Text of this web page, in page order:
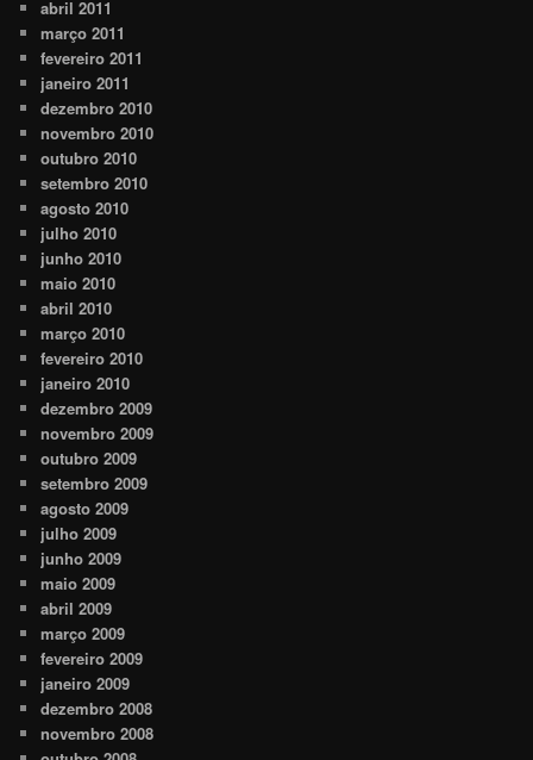
abril 2011
março 2011
fevereiro 2011
janeiro 2011
dezembro 2010
novembro 2010
outubro 2010
setembro 2010
agosto 2010
julho 2010
junho 2010
maio 2010
abril 2010
março 2010
fevereiro 2010
janeiro 2010
dezembro 2009
novembro 2009
outubro 2009
setembro 2009
agosto 2009
julho 2009
junho 2009
maio 2009
abril 2009
março 2009
fevereiro 2009
janeiro 2009
dezembro 2008
novembro 2008